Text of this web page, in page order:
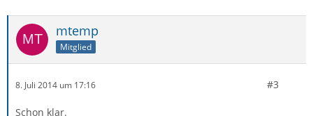
mtemp
Mitglied
8. Juli 2014 um 17:16 #3
Schon klar.